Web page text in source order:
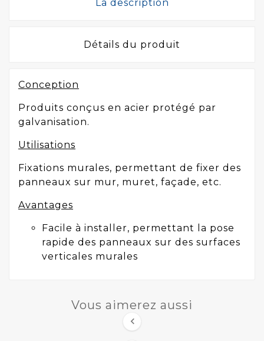
La description
Détails du produit
Conception
Produits conçus en acier protégé par
galvanisation.
Utilisations
Fixations murales, permettant de fixer des
panneaux sur mur, muret, façade, etc.
Avantages
Facile à installer, permettant la pose
rapide des panneaux sur des surfaces
verticales murales
Vous aimerez aussi
